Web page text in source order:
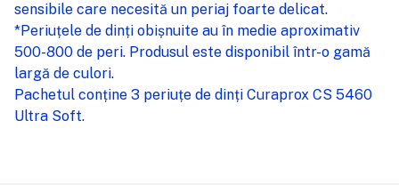
sensibile care necesită un periaj foarte delicat.
*Periuțele de dinți obișnuite au în medie aproximativ
500-800 de peri. Produsul este disponibil într-o gamă
largă de culori.
Pachetul conține 3 periuțe de dinți Curaprox CS 5460
Ultra Soft.